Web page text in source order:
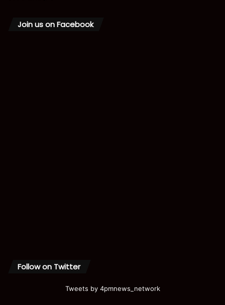
Join us on Facebook
Follow on Twitter
Tweets by 4pmnews_network